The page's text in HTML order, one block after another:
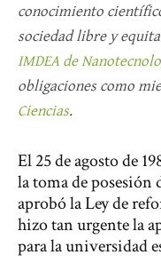
conocimiento
sociedad libre y
IMDEA de
obligaciones como
Ciencias.
El 25 de agosto de
la toma de posesión
aprobó la Ley de
hizo tan urgente la
para la universidad